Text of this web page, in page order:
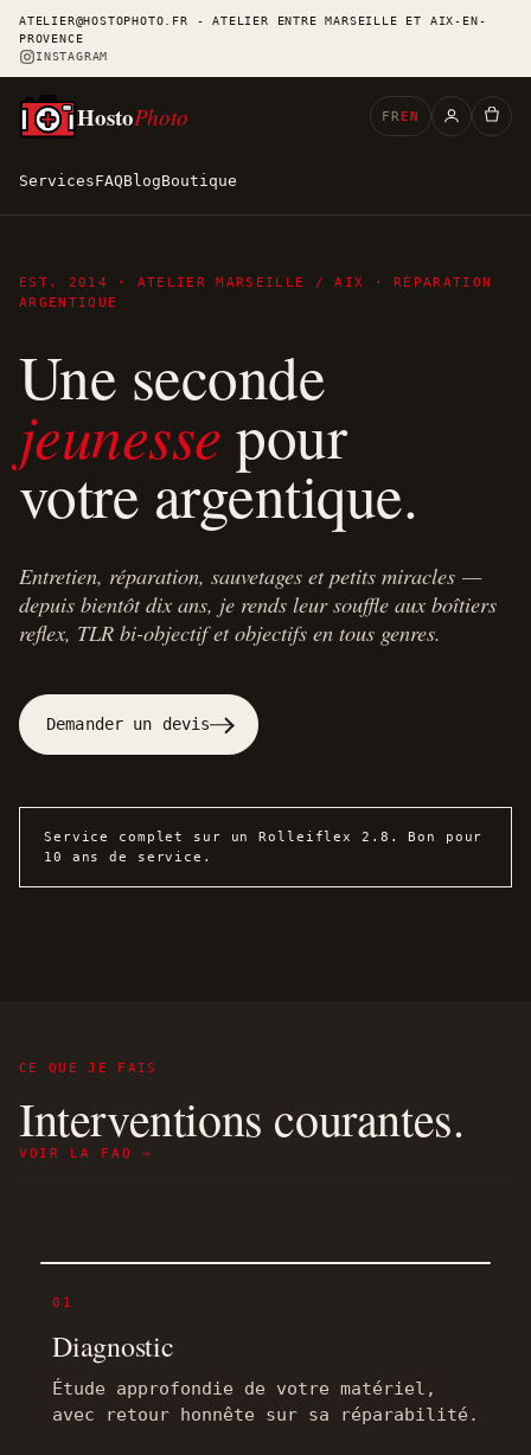
ATELIER@HOSTOPHOTO.FR - ATELIER ENTRE MARSEILLE ET AIX-EN-
PROVENCE
INSTAGRAM
ServicesFAQBlogBoutique
HostoPhoto FR EN
EST. 2014 · ATELIER MARSEILLE / AIX · RÉPARATION
ARGENTIQUE
Une seconde
jeunesse pour
votre argentique.
Entretien, réparation, sauvetages et petits miracles —
depuis bientôt dix ans, je rends leur souffle aux boîtiers
reflex, TLR bi-objectif et objectifs en tous genres.
Demander un devis
Service complet sur un Rolleiflex 2.8. Bon pour
10 ans de service.
CE QUE JE FAIS
Interventions courantes.
VOIR LA FAQ →
01
Diagnostic
Étude approfondie de votre matériel,
avec retour honnête sur sa réparabilité.